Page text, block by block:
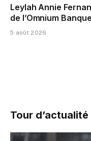
Leylah Annie
de l’Omnium
5 août 2026
Tour d’actualité